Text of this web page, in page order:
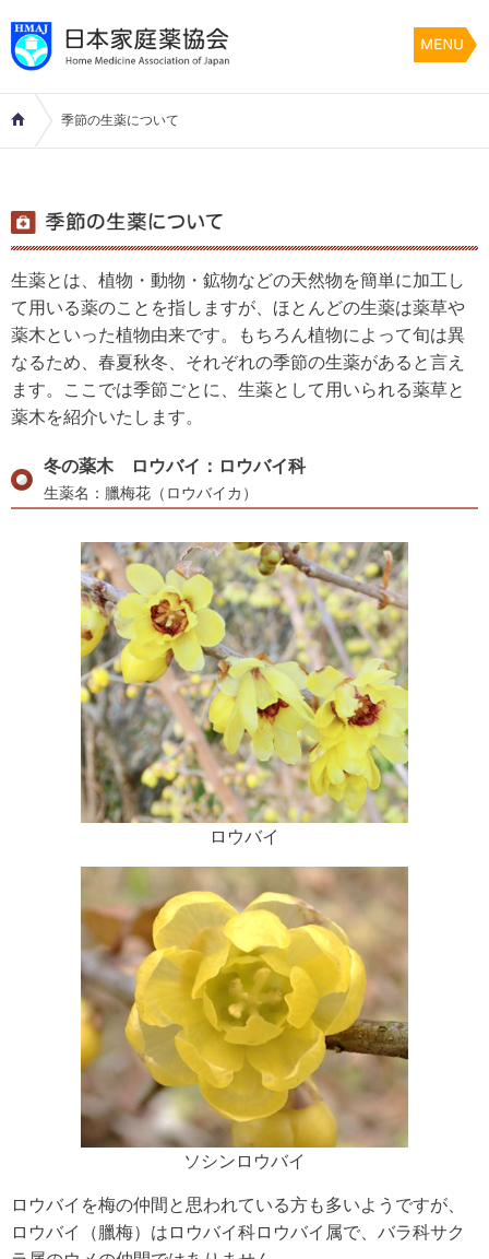
季節の生薬について
生薬とは、植物・動物・鉱物などの天然物を簡単に加工し
て用いる薬のことを指しますが、ほとんどの生薬は薬草や
薬木といった植物由来です。もちろん植物によって旬は異
なるため、春夏秋冬、それぞれの季節の生薬があると言え
ます。ここでは季節ごとに、生薬として用いられる薬草と
薬木を紹介いたします。
冬の薬木 ロウバイ：ロウバイ科
生薬名：臘梅花（ロウバイカ）
ロウバイ
ソシンロウバイ
ロウバイを梅の仲間と思われている方も多いようですが、
ロウバイ（臘梅）はロウバイ科ロウバイ属で、バラ科サク